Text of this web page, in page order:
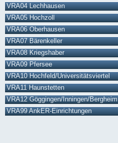
VRA04 Lechhausen
VRA05 Hochzoll
VRA06 Oberhausen
VRA07 Bärenkeller
VRA08 Kriegshaber
VRA09 Pfersee
VRA10 Hochfeld/Universitätsviertel
VRA11 Haunstetten
VRA12 Göggingen/Inningen/Bergheim
VRA99 AnkER-Einrichtungen